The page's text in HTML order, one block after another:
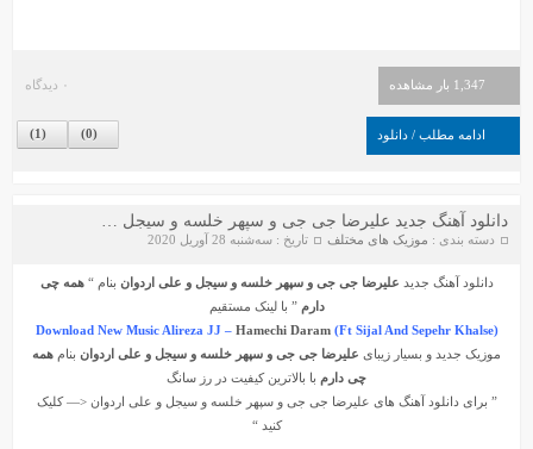
1,347 بار مشاهده ۰ دیدگاه
ادامه مطلب / دانلود (
1
) (
0
)
دسته بندی : موزیک های مختلف تاریخ : سه‌شنبه 28 آوریل 2020
دانلود آهنگ جدید علیرضا جی جی و سپهر خلسه و سیجل و علی اردوان بنام “ همه چی
دارم” با لینک مستقیم
Download New Music Alireza JJ – Hamechi Daram(Ft Sijal And Sepehr Khalse)
موزیک جدید و بسیار زیبای علیرضا جی جی و سپهر خلسه و سیجل و علی اردوان بنام همه
چی دارم با بالاترین کیفیت در رز سانگ
” برای دانلود آهنگ های علیرضا جی جی وسپهر خلسه وسیجل و علی اردوان <— کلیک
کنید “